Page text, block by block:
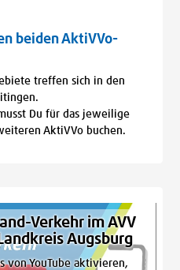
beiden AktiVVo-
treffen sich in den
Du für das jeweilige
AktiVVo buchen.
Verkehr im AVV
Augsburg
von YouTube aktivieren,